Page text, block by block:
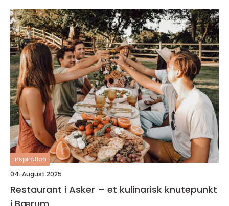
inspiration
04. August 2025
Restaurant i Asker – et kulinarisk knutepunkt